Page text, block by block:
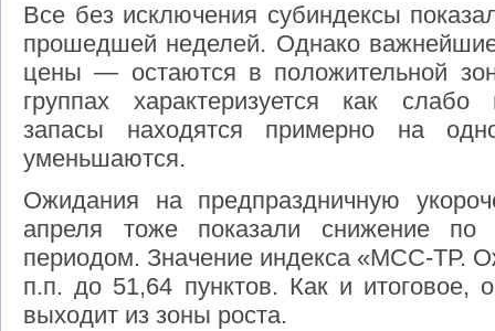
Все без исключения субиндексы
прошедшей неделей. Однако
цены — остаются в положительной
группах характеризуется как слабо
запасы находятся примерно на
уменьшаются.
Ожидания на предпраздничную
апреля тоже показали снижение
периодом. Значение индекса «МСС-ТР.
п.п. до 51,64 пунктов. Как и итоговое,
выходит из зоны роста.